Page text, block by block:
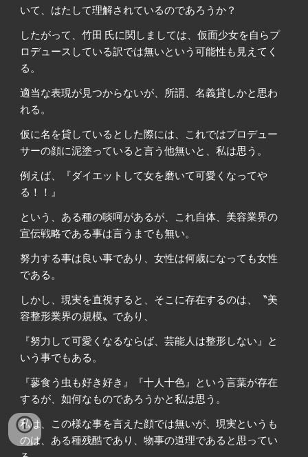
いて、はたして理解されているのであろうか？
したがって、竹田 氏に関しましては、仮面少女を自らプ
ロデュースしている訳では無いという可能性も見えてく
る。
適当な表現が見つからないが、所謂、名義貸しかと思わ
れる。
仮に名を貸しているとした際には、これではプロデュー
サーの顔に泥塗っていると言う他無いと、私は思う。
例えば、『ダイエットして女を磨いて可愛くなってや
る！！』
という、ある種の啖呵があるが、これ自体、美容業界の
宣伝戦略である事は言うまでも無い。
努力する事は良い事であり、女性は何歳になっても女性
である。
しかし、現実を直視すると、そこに存在するのは、〝美
容整形業界の規模〟であり、
『努力して可愛くなるならば、芸能人は整形しない』と
いう事でもある。
『蓼食う虫も好き好き』『十人十色』という言葉が存在
するが、如何なものであろうかと私は思う。
私は、この様な事を言えた顔では無いが、現実というも
のは、ある種残酷であり、物事の道理であると思ってい